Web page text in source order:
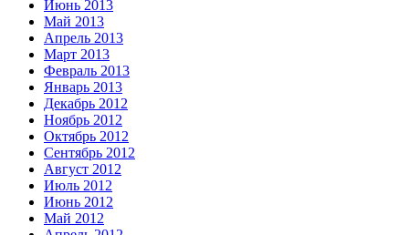
Июнь 2013
Май 2013
Апрель 2013
Март 2013
Февраль 2013
Январь 2013
Декабрь 2012
Ноябрь 2012
Октябрь 2012
Сентябрь 2012
Август 2012
Июль 2012
Июнь 2012
Май 2012